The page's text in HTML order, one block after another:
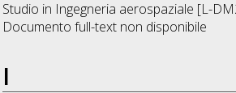
Studio in Ingegneria aerospaziale [L-
Documento full-text non disponibile
I